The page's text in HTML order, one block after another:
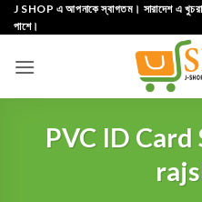
Skip
to
J SHOP এ আপনাকে স্বাগতম। সারাদেশ এ খুচরা
পাশে।
PVC ID